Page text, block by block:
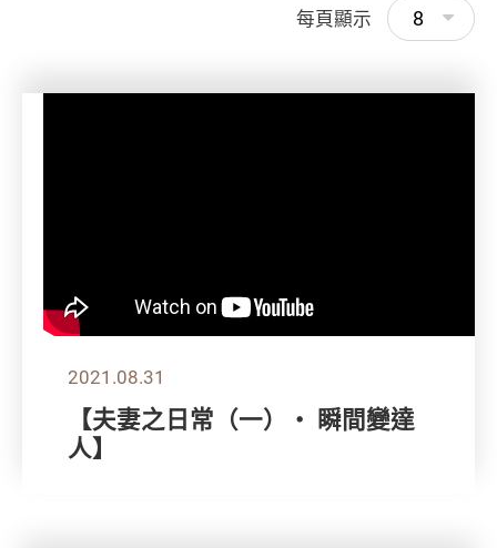
每頁顯示 8
2021.08.31
【夫妻之日常（一）‧ 瞬間變達
人】